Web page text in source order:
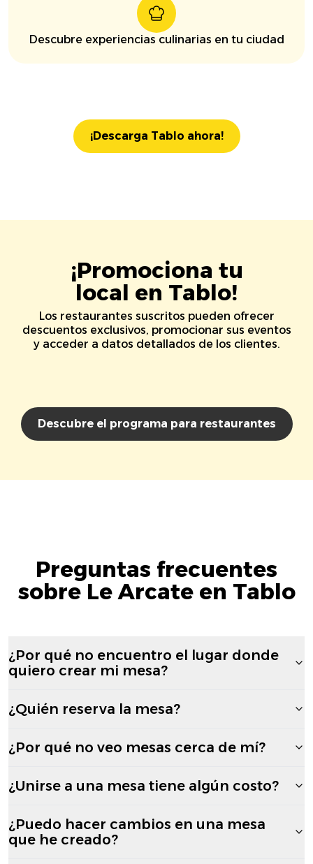
Descubre experiencias culinarias en tu ciudad
¡Descarga Tablo ahora!
¡Promociona tu
local en Tablo!
Los restaurantes suscritos pueden ofrecer
descuentos exclusivos, promocionar sus eventos
y acceder a datos detallados de los clientes.
Descubre el programa para restaurantes
Preguntas frecuentes
sobre Le Arcate en Tablo
¿Por qué no encuentro el lugar donde
quiero crear mi mesa?
¿Quién reserva la mesa?
¿Por qué no veo mesas cerca de mí?
¿Unirse a una mesa tiene algún costo?
¿Puedo hacer cambios en una mesa
que he creado?